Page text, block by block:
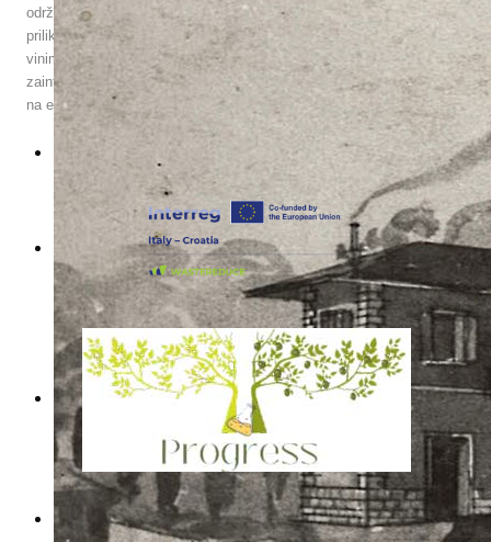
održao je studentima pozivno predavanje o sustavu ocjenjivanja vina
prilikom puštanja u promet u RH, osnovnim bolestima i manama u
vinima te načinu certificiranja degustatora vina na području RH. Svi
zainteresirani za sadržaj predavanja mogu kontaktirati našeg enologa
na e-mail : tomislav@iptpo.hr